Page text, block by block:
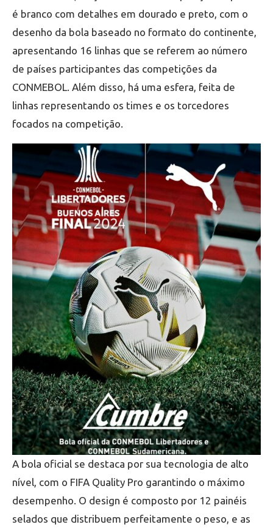
é branco com detalhes em dourado e preto, com o
desenho da bola baseado no formato do continente,
apresentando 16 linhas que se referem ao número
de países participantes das competições da
CONMEBOL. Além disso, há uma esfera, feita de
linhas representando os times e os torcedores
focados na competição.
A bola oficial se destaca por sua tecnologia de alto
nível, com o FIFA Quality Pro garantindo o máximo
desempenho. O design é composto por 12 painéis
selados que distribuem perfeitamente o peso, e as